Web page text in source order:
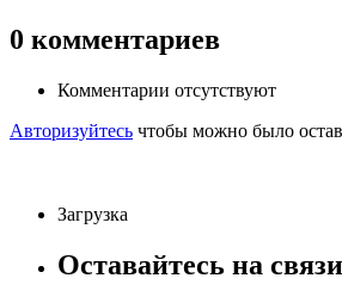
0 комментариев
Комментарии отсутствуют
Авторизуйтесь чтобы можно было
Загрузка
Оставайтесь на связи